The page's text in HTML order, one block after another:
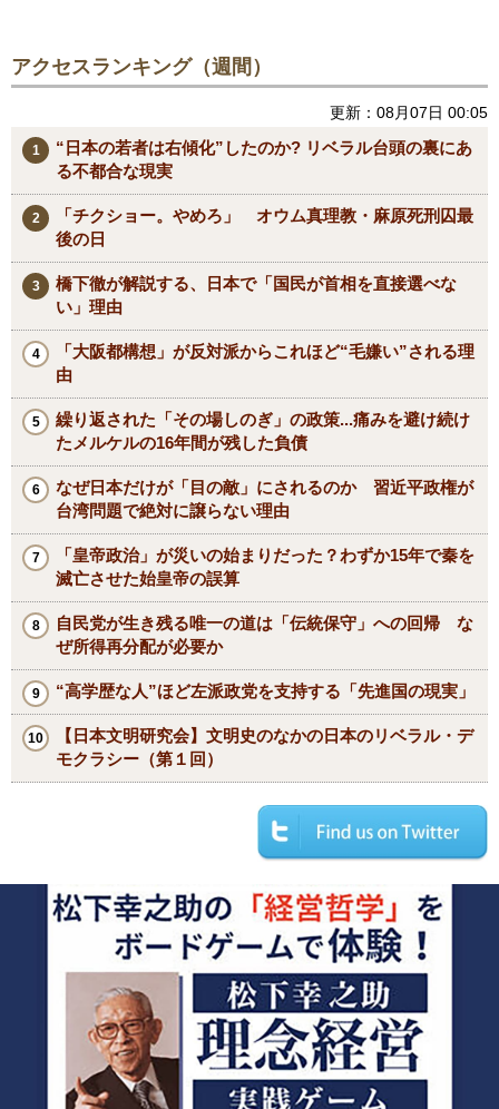
アクセスランキング（週間）
更新：08月07日 00:05
“日本の若者は右傾化”したのか? リベラル台頭の裏にあ
る不都合な現実
「チクショー。やめろ」 オウム真理教・麻原死刑囚最
後の日
橋下徹が解説する、日本で「国民が首相を直接選べな
い」理由
「大阪都構想」が反対派からこれほど“毛嫌い”される理
由
繰り返された「その場しのぎ」の政策...痛みを避け続け
たメルケルの16年間が残した負債
なぜ日本だけが「目の敵」にされるのか 習近平政権が
台湾問題で絶対に譲らない理由
「皇帝政治」が災いの始まりだった？わずか15年で秦を
滅亡させた始皇帝の誤算
自民党が生き残る唯一の道は「伝統保守」への回帰 な
ぜ所得再分配が必要か
“高学歴な人”ほど左派政党を支持する「先進国の現実」
【日本文明研究会】文明史のなかの日本のリベラル・デ
モクラシー（第１回）